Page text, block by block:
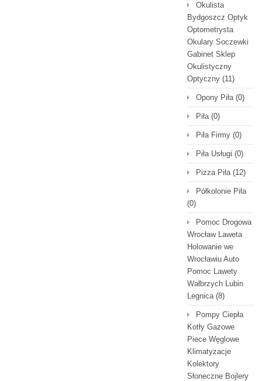
Okulista
Bydgoszcz Optyk
Optometrysta
Okulary Soczewki
Gabinet Sklep
Okulistyczny
Optyczny (11)
Opony Piła(0)
Piła(0)
Piła Firmy (0)
Piła Usługi (0)
Pizza Piła(12)
Półkolonie Piła
(0)
Pomoc Drogowa
Wrocław Laweta
Holowanie we
Wrocławiu Auto
Pomoc Lawety
Wałbrzych Lubin
Legnica(8)
Pompy Ciepła
Kotły Gazowe
Piece Węglowe
Klimatyzacje
Kolektory
Słoneczne Bojlery